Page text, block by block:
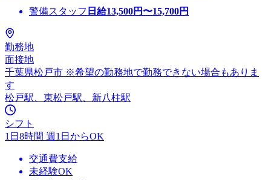
警備スタッフ 日給13,500円〜15,700円
勤務地
面接地
千葉県松戸市 ※希望の勤務地で勤務できない場合もありま
す
松戸駅、東松戸駅、新八柱駅
シフト
1日8時間 週1日からOK
交通費支給
未経験OK